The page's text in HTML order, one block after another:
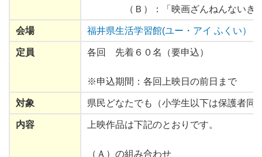
（Ｂ）：「映画ざんねんないきも
会場 福井県生活学習館(ユー・アイ ふくい）
定員 各回 先着 ６０名 （要申込）
※申込期間 ： 各回 上映日 の前日 まで
対象 県民どなたでも（小学生 以下は保護者同
内容 上映作品は下記のとおりです。
（Ａ）の組み合わせ